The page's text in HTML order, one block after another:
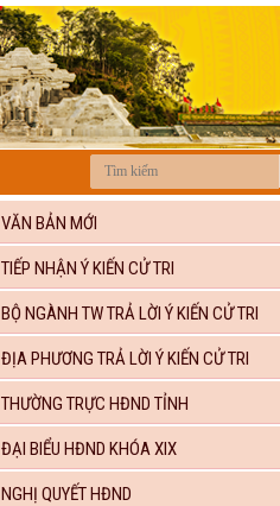
VĂN BẢN MỚI
TIẾP NHẬN Ý KIẾN CỬ TRI
BỘ NGÀNH TW TRẢ LỜI Ý KIẾN CỬ TRI
ĐỊA PHƯƠNG TRẢ LỜI Ý KIẾN CỬ TRI
THƯỜNG TRỰC HĐND TỈNH
ĐẠI BIỂU HĐND KHÓA XIX
NGHỊ QUYẾT HĐND